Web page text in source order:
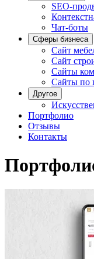
SEO-
Чат-боты
Сферы бизнеса
Сайт
Сайт
Сайты
Сайты по
Другое
Портфолио
Отзывы
Контакты